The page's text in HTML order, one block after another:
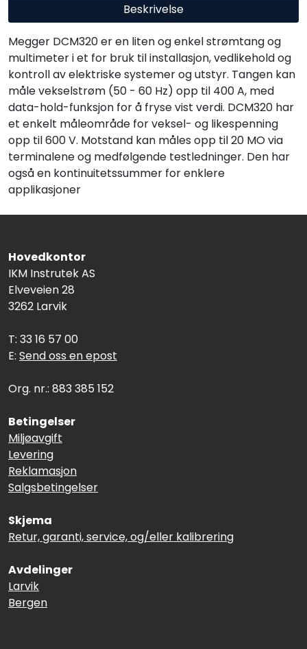
Beskrivelse
Megger DCM320 er en liten og enkel strømtang og
multimeter i et for bruk til installasjon, vedlikehold og
kontroll av elektriske systemer og utstyr. Tangen kan
måle vekselstrøm (50 - 60 Hz) opp til 400 A, med
data-hold-funksjon for å fryse vist verdi. DCM320 har
et enkelt måleområde for veksel- og likespenning
opp til 600 V. Motstand kan måles opp til 20 MO via
terminalene og medfølgende testledninger. Den har
også en kontinuitetssummer for enklere
applikasjoner
Hovedkontor
IKM Instrutek AS
Elveveien 28
3262 Larvik
T: 33 16 57 00
E: Send oss en epost
Org. nr.: 883 385 152
Betingelser
Miljøavgift
Levering
Reklamasjon
Salgsbetingelser
Skjema
Retur, garanti, service, og/eller kalibrering
Avdelinger
Larvik
Bergen